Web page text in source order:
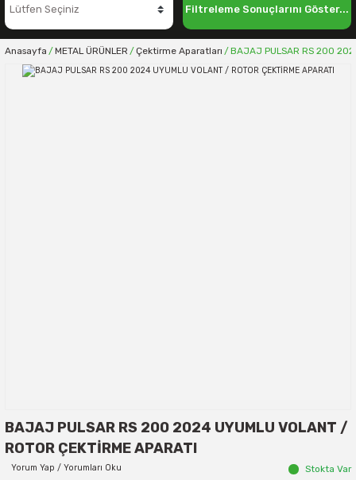
Filtreleme Sonuçlarını Göster...
Anasayfa METAL ÜRÜNLER Çektirme Aparatları BAJAJ PULSAR RS 200
BAJAJ PULSAR RS 200 2024 UYUMLU VOLANT /
ROTOR ÇEKTİRME APARATI
Yorum Yap / Yorumları Oku Stokta Var